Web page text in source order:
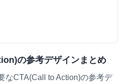
の参考デザインまとめ
なCTA(Call to Action)の参考デ